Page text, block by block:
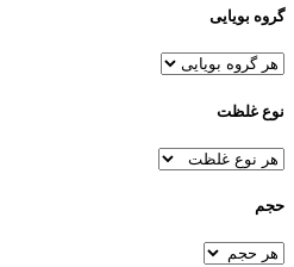
گروه بویایی
نوع غلظت
حجم